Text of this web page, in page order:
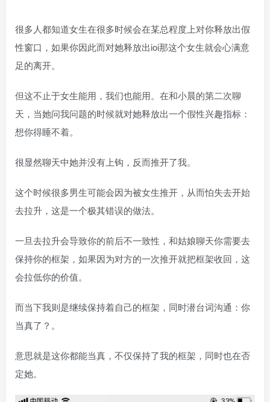
很多人都知道女生在很多时候会在某总程度上对你释放出假
性窗口，如果你因此而对她释放出ioi那这个女生就会心满意
足的离开。
但这不止于女生能用，我们也能用。在和小晨的第二次聊
天，当她问我问题的时候就对她释放出一个假性兴趣指标：
想你得睡不着。
很显然聊天中她并没有上钩，反而推开了我。
这个时候很多男生可能会因为被女生推开，从而怕失去开始
去拉升，这是一个极其错误的做法。
一旦去拉升会导致你的前后不一致性，和姑娘聊天你需要去
保持你的框架，如果因为对方的一次推开就把框架收回，这
会拉低你的价值。
而当下我则是继续保持着自己的框架，同时潜台词沟通：你
当真了？。
意思就是这你都能当真，不仅保持了我的框架，同时也在否
定她。